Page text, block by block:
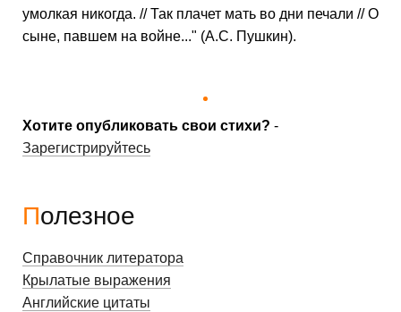
Хотите опубликовать свои стихи? -
Зарегистрируйтесь
умолкая никогда. // Так плачет мать во дни печали // О
сыне, павшем на войне..." (А.С. Пушкин).
Полезное
Справочник литератора
Крылатые выражения
Английские цитаты